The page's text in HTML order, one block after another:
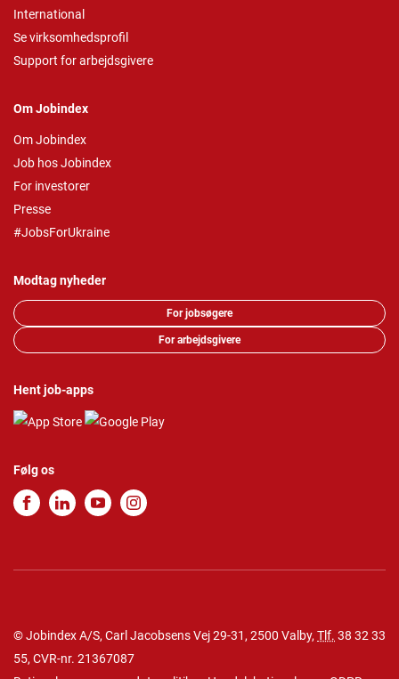
International
Se virksomhedsprofil
Support for arbejdsgivere
Om Jobindex
Om Jobindex
Job hos Jobindex
For investorer
Presse
#JobsForUkraine
Modtag nyheder
For jobsøgere
For arbejdsgivere
Hent job-apps
Følg os
© Jobindex A/S, Carl Jacobsens Vej 29-31, 2500 Valby, Tlf. 38 32 33
55, CVR-nr. 21367087